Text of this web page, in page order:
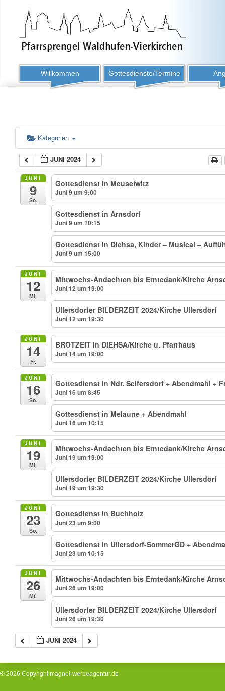
Willkommen Gottesdienste/Termine
Kategorien
JUNI 2024
JUNI
9
So.
Gottesdienst in Meuselwitz
Juni 9 um 9:00
Gottesdienst in Arnsdorf
Juni 9 um 10:15
Gottesdienst in Diehsa, Kinder – Musical –
Juni 9 um 15:00
JUNI
12
Mi.
Mittwochs-Andachten bis Erntedank/Kirche
Juni 12 um 19:00
Ullersdorfer BILDERZEIT 2024/Kirche Ullersdorf
Juni 12 um 19:30
JUNI
14
Fr.
BROTZEIT in DIEHSA/Kirche u. Pfarrhaus
Juni 14 um 19:00
JUNI
16
So.
Gottesdienst in Ndr. Seifersdorf + Abendmahl +
Juni 16 um 8:45
Gottesdienst in Melaune + Abendmahl
Juni 16 um 10:15
JUNI
19
Mi.
Mittwochs-Andachten bis Erntedank/Kirche
Juni 19 um 19:00
Ullersdorfer BILDERZEIT 2024/Kirche Ullersdorf
Juni 19 um 19:30
JUNI
23
So.
Gottesdienst in Buchholz
Juni 23 um 9:00
Gottesdienst in Ullersdorf-SommerGD +
Juni 23 um 10:15
JUNI
26
Mi.
Mittwochs-Andachten bis Erntedank/Kirche
Juni 26 um 19:00
Ullersdorfer BILDERZEIT 2024/Kirche Ullersdorf
Juni 26 um 19:30
JUNI 2024
© 2026 Copyrightmagnet-werbeagentur.de